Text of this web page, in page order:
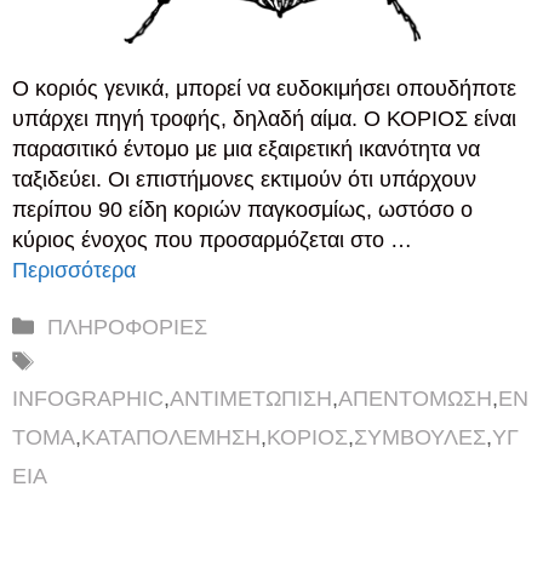
Ο κοριός γενικά, μπορεί να ευδοκιμήσει οπουδήποτε
υπάρχει πηγή τροφής, δηλαδή αίμα. Ο ΚΟΡΙΟΣ είναι
παρασιτικό έντομο με μια εξαιρετική ικανότητα να
ταξιδεύει. Οι επιστήμονες εκτιμούν ότι υπάρχουν
περίπου 90 είδη κοριών παγκοσμίως, ωστόσο ο
κύριος ένοχος που προσαρμόζεται στο …
Περισσότερα
Κατηγορίες
ΠΛΗΡΟΦΟΡΙΕΣ
INFOGRAPHIC,ΑΝΤΙΜΕΤΩΠΙΣΗ,ΑΠΕΝΤΟΜΩΣΗ,ΕΝ
ΤΟΜΑ,ΚΑΤΑΠΟΛΕΜΗΣΗ,ΚΟΡΙΟΣ,ΣΥΜΒΟΥΛΕΣ,ΥΓ
ΕΙΑ